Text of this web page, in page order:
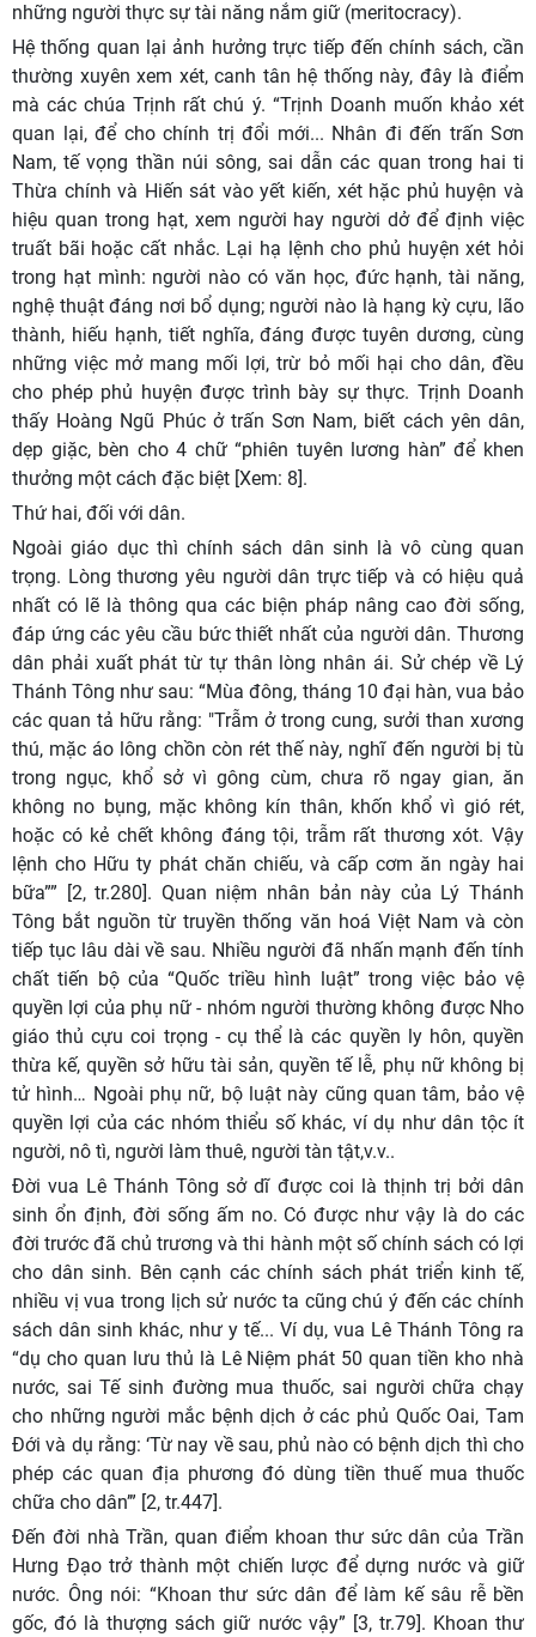
những người thực sự tài năng nắm giữ (meritocracy).
Hệ thống quan lại ảnh hưởng trực tiếp đến chính sách, cần
thường xuyên xem xét, canh tân hệ thống này, đây là điểm
mà các chúa Trịnh rất chú ý. “Trịnh Doanh muốn khảo xét
quan lại, để cho chính trị đổi mới... Nhân đi đến trấn Sơn
Nam, tế vọng thần núi sông, sai dẫn các quan trong hai ti
Thừa chính và Hiến sát vào yết kiến, xét hặc phủ huyện và
hiệu quan trong hạt, xem người hay người dở để định việc
truất bãi hoặc cất nhắc. Lại hạ lệnh cho phủ huyện xét hỏi
trong hạt mình: người nào có văn học, đức hạnh, tài năng,
nghệ thuật đáng nơi bổ dụng; người nào là hạng kỳ cựu, lão
thành, hiếu hạnh, tiết nghĩa, đáng được tuyên dương, cùng
những việc mở mang mối lợi, trừ bỏ mối hại cho dân, đều
cho phép phủ huyện được trình bày sự thực. Trịnh Doanh
thấy Hoàng Ngũ Phúc ở trấn Sơn Nam, biết cách yên dân,
dẹp giặc, bèn cho 4 chữ “phiên tuyên lương hàn” để khen
thưởng một cách đặc biệt [Xem: 8].
Thứ hai, đối với dân.
Ngoài giáo dục thì chính sách dân sinh là vô cùng quan
trọng. Lòng thương yêu người dân trực tiếp và có hiệu quả
nhất có lẽ là thông qua các biện pháp nâng cao đời sống,
đáp ứng các yêu cầu bức thiết nhất của người dân. Thương
dân phải xuất phát từ tự thân lòng nhân ái. Sử chép về Lý
Thánh Tông như sau: “Mùa đông, tháng 10 đại hàn, vua bảo
các quan tả hữu rằng: "Trẫm ở trong cung, sưởi than xương
thú, mặc áo lông chồn còn rét thế này, nghĩ đến người bị tù
trong ngục, khổ sở vì gông cùm, chưa rõ ngay gian, ăn
không no bụng, mặc không kín thân, khốn khổ vì gió rét,
hoặc có kẻ chết không đáng tội, trẫm rất thương xót. Vậy
lệnh cho Hữu ty phát chăn chiếu, và cấp cơm ăn ngày hai
bữa”” [2, tr.280]. Quan niệm nhân bản này của Lý Thánh
Tông bắt nguồn từ truyền thống văn hoá Việt Nam và còn
tiếp tục lâu dài về sau. Nhiều người đã nhấn mạnh đến tính
chất tiến bộ của “Quốc triều hình luật” trong việc bảo vệ
quyền lợi của phụ nữ - nhóm người thường không được Nho
giáo thủ cựu coi trọng - cụ thể là các quyền ly hôn, quyền
thừa kế, quyền sở hữu tài sản, quyền tế lễ, phụ nữ không bị
tử hình… Ngoài phụ nữ, bộ luật này cũng quan tâm, bảo vệ
quyền lợi của các nhóm thiểu số khác, ví dụ như dân tộc ít
người, nô tì, người làm thuê, người tàn tật,v.v..
Đời vua Lê Thánh Tông sở dĩ được coi là thịnh trị bởi dân
sinh ổn định, đời sống ấm no. Có được như vậy là do các
đời trước đã chủ trương và thi hành một số chính sách có lợi
cho dân sinh. Bên cạnh các chính sách phát triển kinh tế,
nhiều vị vua trong lịch sử nước ta cũng chú ý đến các chính
sách dân sinh khác, như y tế... Ví dụ, vua Lê Thánh Tông ra
“dụ cho quan lưu thủ là Lê Niệm phát 50 quan tiền kho nhà
nước, sai Tế sinh đường mua thuốc, sai người chữa chạy
cho những người mắc bệnh dịch ở các phủ Quốc Oai, Tam
Đới và dụ rằng: ‘Từ nay về sau, phủ nào có bệnh dịch thì cho
phép các quan địa phương đó dùng tiền thuế mua thuốc
chữa cho dân’” [2, tr.447].
Đến đời nhà Trần, quan điểm khoan thư sức dân của Trần
Hưng Đạo trở thành một chiến lược để dựng nước và giữ
nước. Ông nói: “Khoan thư sức dân để làm kế sâu rễ bền
gốc, đó là thượng sách giữ nước vậy” [3, tr.79]. Khoan thư